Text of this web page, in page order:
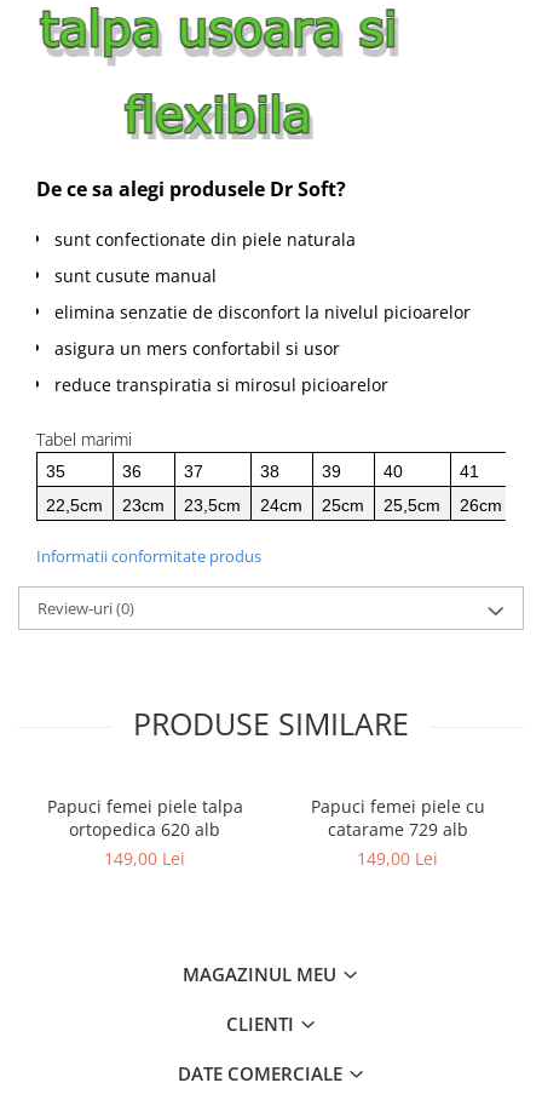
De ce sa alegi produsele Dr Soft?
sunt confectionate din piele naturala
sunt cusute manual
elimina senzatie de disconfort la nivelul picioarelor
asigura un mers confortabil si usor
reduce transpiratia si mirosul picioarelor
Tabel marimi
35 36 37 38 39 40 41
22,5cm
23cm 23,5cm 24cm 25cm 25,5cm 26cm
Informatii conformitate produs
Review-uri(0)
PRODUSE SIMILARE
Papuci femei piele talpa
ortopedica 620 alb
149,00 Lei
Papuci femei piele cu
catarame 729 alb
149,00 Lei
MAGAZINUL MEU
CLIENTI
DATE COMERCIALE